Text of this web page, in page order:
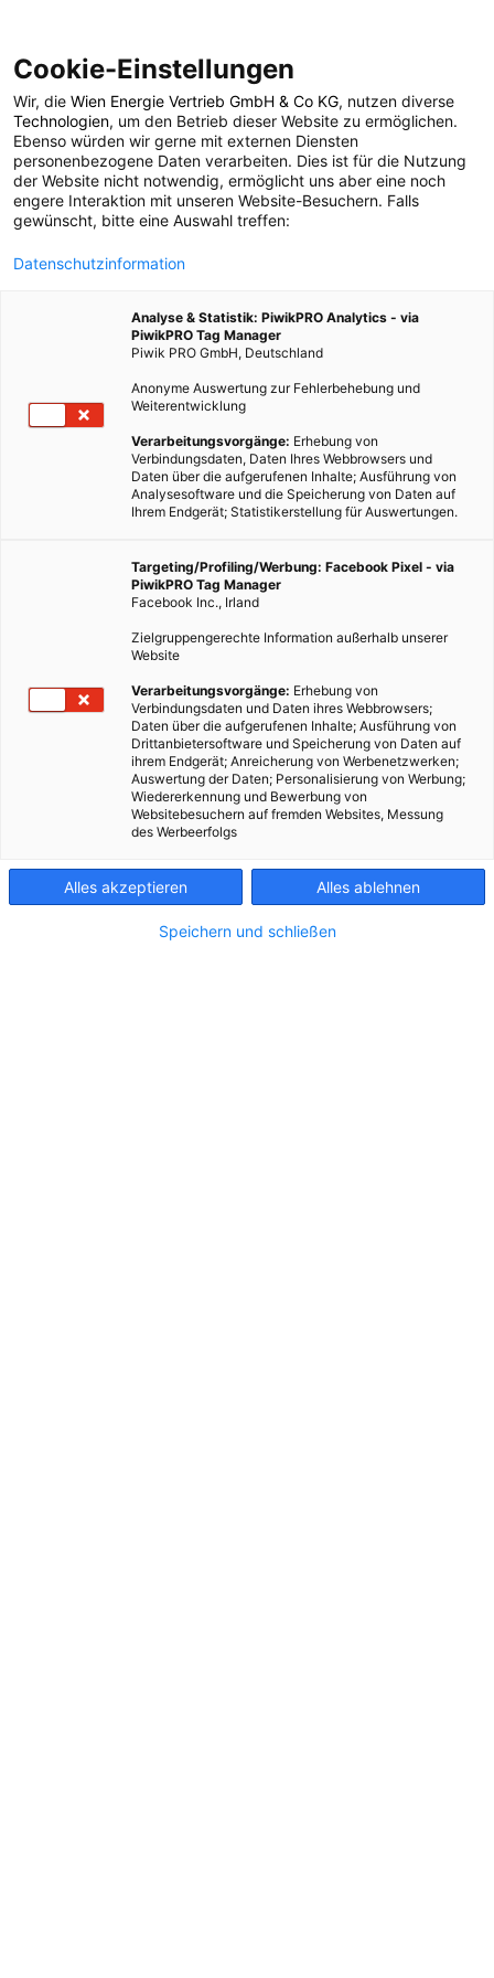
POSTS BY TAG
Krafla
1 BEITRAG
Cookie-Einstellungen
Wir, die Wien Energie Vertrieb GmbH & Co KG, nutzen diverse
Technologien, um den Betrieb dieser Website zu ermöglichen.
Ebenso würden wir gerne mit externen Diensten
personenbezogene Daten verarbeiten. Dies ist für die Nutzung
der Website nicht notwendig, ermöglicht uns aber eine noch
engere Interaktion mit unseren Website-Besuchern. Falls
gewünscht, bitte eine Auswahl treffen:
Datenschutzinformation
Analyse & Statistik: PiwikPRO Analytics - via
PiwikPRO Tag Manager
Piwik PRO GmbH, Deutschland
Anonyme Auswertung zur Fehlerbehebung und
Weiterentwicklung
Verarbeitungsvorgänge: Erhebung von
Verbindungsdaten, Daten Ihres Webbrowsers und
Daten über die aufgerufenen Inhalte; Ausführung von
Analysesoftware und die Speicherung von Daten auf
Ihrem Endgerät; Statistikerstellung für Auswertungen.
Targeting/Profiling/Werbung: Facebook Pixel - via
PiwikPRO Tag Manager
Facebook Inc., Irland
Zielgruppengerechte Information außerhalb unserer
Website
Verarbeitungsvorgänge: Erhebung von
Verbindungsdaten und Daten ihres Webbrowsers;
Daten über die aufgerufenen Inhalte; Ausführung von
Drittanbietersoftware und Speicherung von Daten auf
ihrem Endgerät; Anreicherung von Werbenetzwerken;
Auswertung der Daten; Personalisierung von Werbung;
Wiedererkennung und Bewerbung von
Websitebesuchern auf fremden Websites, Messung
des Werbeerfolgs
Alles akzeptieren Alles ablehnen
Speichern und schließen